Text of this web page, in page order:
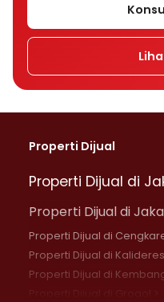
Properti Dijual
Properti Dijual di
Properti Dijual di
Properti Dijual di
Properti Dijual di
Properti Dijual di